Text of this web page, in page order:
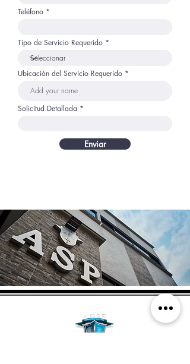
Teléfono
Tipo de Servicio Requerido
Ubicación del Servicio Requerido
Solicitud Detallada
Enviar